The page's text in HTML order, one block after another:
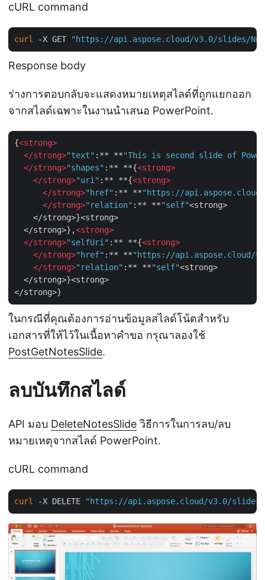
cURL command
curl -X GET "https://api.aspose.cloud/v3.0/slides/
Response body
ร่างการตอบกลับจะแสดงหมายเหตุสไลด์ที่ถูกแยกออก
จากสไลด์เฉพาะในงานนำเสนอ PowerPoint.
{<strong>
</strong>"text" :** **"This is second slide of
</strong>"shapes" :** **{<strong>
</strong>"uri" :** **{<strong>
</strong>"href" :** **"https://
</strong>"relation" :** **"self"<strong>
    </strong>}<strong>
  </strong>},
<strong>
</strong>"selfUri" :** **{<strong>
</strong>"href" :** **"https://api.aspose.cloud/
</strong>"relation" :** **"self"<strong>
  </strong>}<strong>
ในกรณีที่คุณต้องการอ่านข้อมูลสไลด์โน้ตสำหรับ
เอกสารที่ให้ไว้ในเนื้อหาคำขอ กรุณาลองใช้
PostGetNotesSlide.
ลบบันทึกสไลด์
API มอบ DeleteNotesSlide วิธีการในการลบ/ลบ
หมายเหตุจากสไลด์ PowerPoint.
cURL command
curl -X DELETE "https://api.aspose.cloud/v3.0/